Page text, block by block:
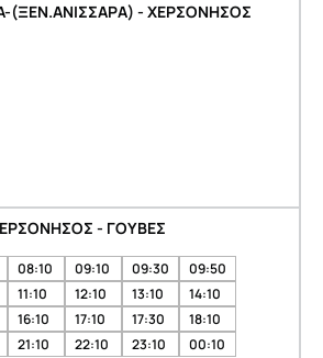
(ΞΕΝ.ΑΝΙΣΣΑΡΑ) - ΧΕΡΣΟΝΗΣΟΣ
- ΓΟΥΒΕΣ
08:10 09:10 09:30
09:50
11:10 12:10 13:10
14:10
16:10 17:10 17:30
18:10
21:10 22:10 23:10 00:10